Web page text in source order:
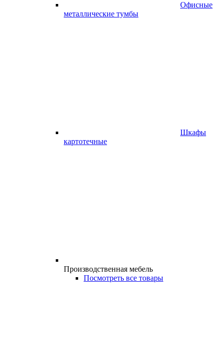
Офисные
металлические тумбы
Шкафы
картотечные
Производственная мебель
Посмотреть все товары